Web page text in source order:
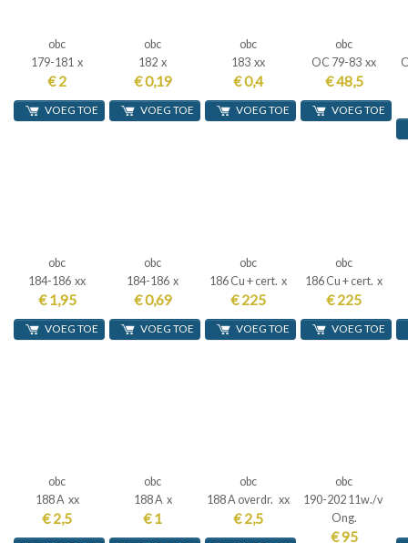
obc
179-181 x
€ 2
VOEG TOE
obc
182 x
€ 0,19
VOEG TOE
obc
183 xx
€ 0,4
VOEG TOE
obc
OC 79-83 xx
€ 48,5
VOEG TOE
obc
184-186 xx
€ 1,95
VOEG TOE
obc
184-186 x
€ 0,69
VOEG TOE
obc
186 Cu + cert. x
€ 225
VOEG TOE
obc
186 Cu + cert. x
€ 225
VOEG TOE
obc
188 A xx
€ 2,5
obc
188 A x
€ 1
obc
188 A overdr. xx
€ 2,5
obc
190-202 11w./v
Ong.
€ 95